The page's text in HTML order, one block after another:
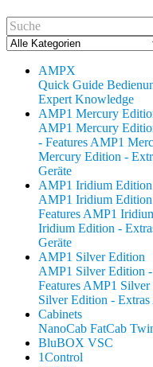
AMPX
Quick Guide
Expert Knowledge
AMP1 Mercury
AMP1 Mercury
- Features AMP1
Mercury Edition -
Geräte
AMP1 Iridium Edition
AMP1 Iridium
Features AMP1
Iridium Edition -
Geräte
AMP1 Silver Edition
AMP1 Silver Edition
Features AMP1 Silver
Silver Edition - Extras
Cabinets
NanoCab FatCab
BluBOX VSC
1Control